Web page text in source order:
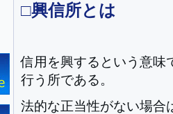
□興信所とは
信用を興するという意味
行う所である。
法的な正当性がない場合